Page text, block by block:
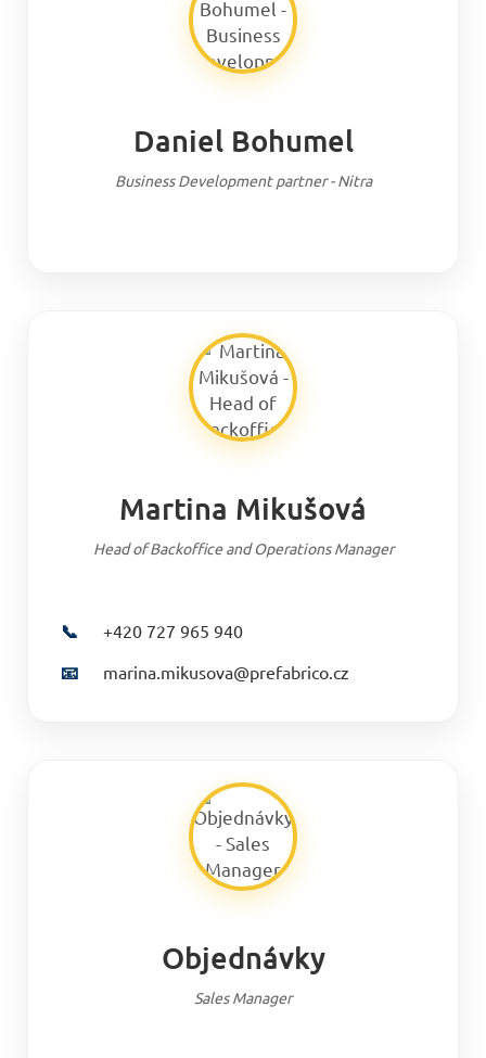
Daniel Bohumel
Business Development partner - Nitra
Martina Mikušová
Head of Backoffice and Operations Manager
📞
+420 727 965 940
📧
marina.mikusova@prefabrico.cz
Objednávky
Sales Manager